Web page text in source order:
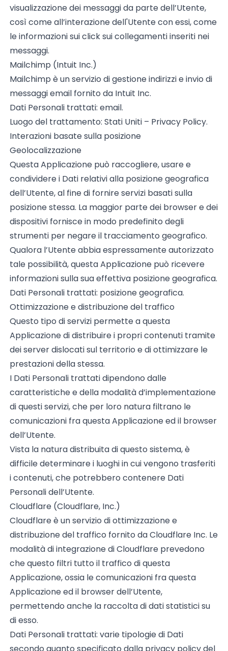
visualizzazione dei messaggi da parte dell’Utente,
così come all’interazione dell'Utente con essi, come
le informazioni sui click sui collegamenti inseriti nei
messaggi.
Mailchimp (Intuit Inc.)
Mailchimp è un servizio di gestione indirizzi e invio di
messaggi email fornito da Intuit Inc.
Dati Personali trattati: email.
Luogo del trattamento: Stati Uniti – Privacy Policy.
Interazioni basate sulla posizione
Geolocalizzazione
Questa Applicazione può raccogliere, usare e
condividere i Dati relativi alla posizione geografica
dell’Utente, al fine di fornire servizi basati sulla
posizione stessa. La maggior parte dei browser e dei
dispositivi fornisce in modo predefinito degli
strumenti per negare il tracciamento geografico.
Qualora l’Utente abbia espressamente autorizzato
tale possibilità, questa Applicazione può ricevere
informazioni sulla sua effettiva posizione geografica.
Dati Personali trattati: posizione geografica.
Ottimizzazione e distribuzione del traffico
Questo tipo di servizi permette a questa
Applicazione di distribuire i propri contenuti tramite
dei server dislocati sul territorio e di ottimizzare le
prestazioni della stessa.
I Dati Personali trattati dipendono dalle
caratteristiche e della modalità d’implementazione
di questi servizi, che per loro natura filtrano le
comunicazioni fra questa Applicazione ed il browser
dell’Utente.
Vista la natura distribuita di questo sistema, è
difficile determinare i luoghi in cui vengono trasferiti
i contenuti, che potrebbero contenere Dati
Personali dell’Utente.
Cloudflare (Cloudflare, Inc.)
Cloudflare è un servizio di ottimizzazione e
distribuzione del traffico fornito da Cloudflare Inc. Le
modalità di integrazione di Cloudflare prevedono
che questo filtri tutto il traffico di questa
Applicazione, ossia le comunicazioni fra questa
Applicazione ed il browser dell’Utente,
permettendo anche la raccolta di dati statistici su
di esso.
Dati Personali trattati: varie tipologie di Dati